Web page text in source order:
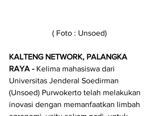
( Foto : Unsoed)
KALTENG NETWORK, PALANGKA
RAYA - Kelima mahasiswa dari
Universitas Jenderal Soedirman
(Unsoed) Purwokerto telah melakukan
inovasi dengan memanfaatkan limbah